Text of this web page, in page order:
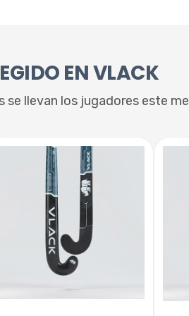
EN VLACK
se llevan los jugadores este